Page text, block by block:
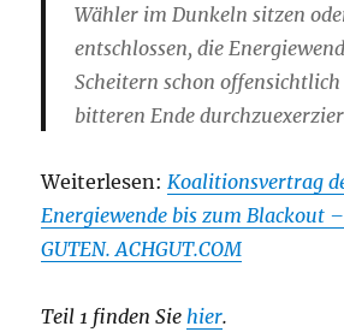
Wähler im Dunkeln sitzen
entschlossen, die
Scheitern schon
bitteren Ende
Weiterlesen: Koalitionsvertrag
Energiewende bis zum Blackout –
GUTEN. ACHGUT.COM
Teil 1 finden Sie hier.